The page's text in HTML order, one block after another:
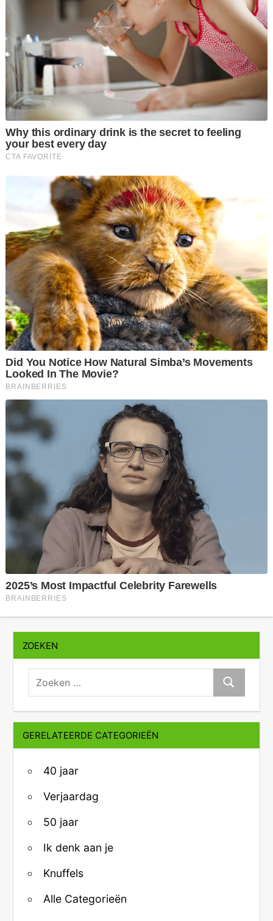
ZOEKEN
zoeken:
Zoeken
GERELATEERDE CATEGORIEËN
40 jaar
Verjaardag
50 jaar
Ik denk aan je
Knuffels
Alle Categorieën